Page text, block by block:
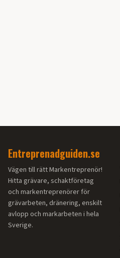
Entreprenadguiden.se
Vägen till rätt Markentreprenör!
Hitta grävare, schaktföretag
och markentreprenörer för
grävarbeten, dränering, enskilt
avlopp och markarbeten i hela
Sverige.